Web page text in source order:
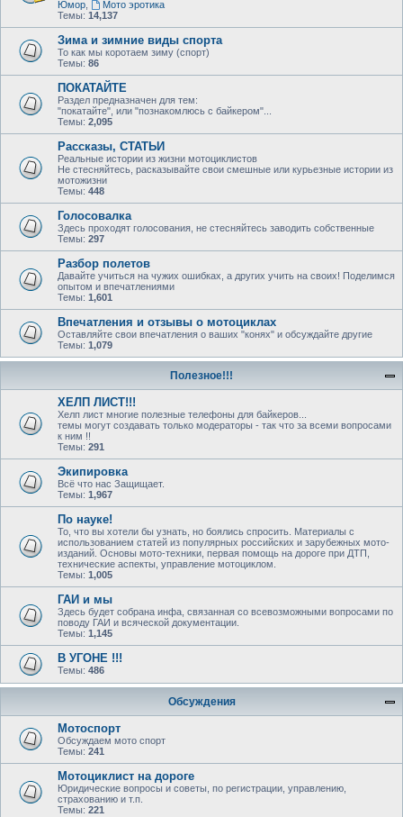
Юмор
Мото эротика
Темы: 14,137
Зима и зимние виды спорта
То как мы коротаем зиму (спорт)
Темы: 86
ПОКАТАЙТЕ
Раздел предназначен для тем:
"покатайте", или "познакомлюсь с байкером"...
Темы: 2,095
Рассказы, СТАТЬИ
Реальные истории из жизни мотоциклистов
Не стесняйтесь, расказывайте свои смешные или курьезные истории из
мотожизни
Темы: 448
Голосовалка
Здесь проходят голосования, не стесняйтесь заводить собственные
Темы: 297
Разбор полетов
Давайте учиться на чужих ошибках, а других учить на своих! Поделимся
опытом и впечатлениями
Темы: 1,601
Впечатления и отзывы о мотоциклах
Оставляйте свои впечатления о ваших "конях" и обсуждайте другие
Темы: 1,079
Полезное!!!
ХЕЛП ЛИСТ!!!
Хелп лист многие полезные телефоны для байкеров...
темы могут создавать только модераторы - так что за всеми вопросами
к ним !!
Темы: 291
Экипировка
Всё что нас Защищает.
Темы: 1,967
По науке!
То, что вы хотели бы узнать, но боялись спросить. Материалы с
использованием статей из популярных российских и зарубежных мото-
изданий. Основы мото-техники, первая помощь на дороге при ДТП,
технические аспекты, управление мотоциклом.
Темы: 1,005
ГАИ и мы
Здесь будет собрана инфа, связанная со всевозможными вопросами по
поводу ГАИ и всяческой документации.
Темы: 1,145
В УГОНЕ !!!
Темы: 486
Обсуждения
Мотоспорт
Обсуждаем мото спорт
Темы: 241
Мотоциклист на дороге
Юридические вопросы и советы, по регистрации, управлению,
страхованию и т.п.
Темы: 221